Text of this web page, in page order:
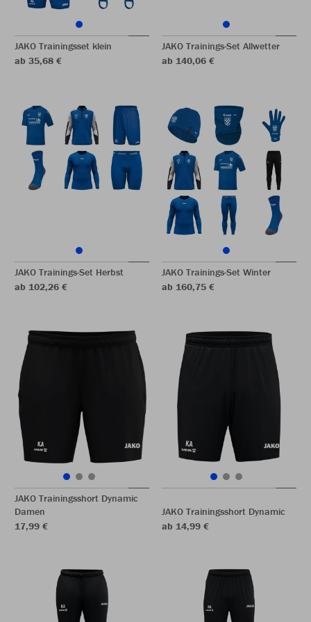
JAKO Trainingsset klein
ab 35,68 €
JAKO Trainings-Set Allwetter
ab 140,06 €
JAKO Trainings-Set Herbst
ab 102,26 €
JAKO Trainings-Set Winter
ab 160,75 €
JAKO Trainingsshort Dynamic
Damen
17,99 €
JAKO Trainingsshort Dynamic
ab 14,99 €